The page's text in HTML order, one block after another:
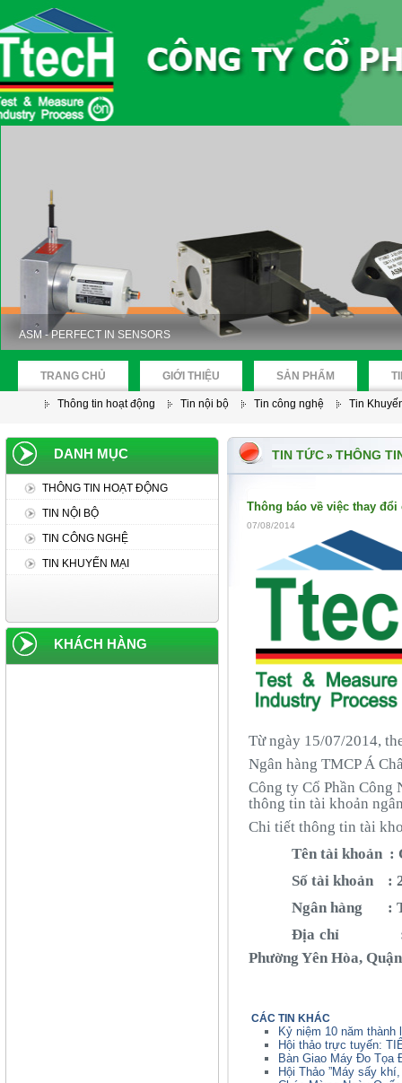
ASM - PERFECT IN SENSORS
TRANG CHỦ GIỚI THIỆU SẢN PHẨM
Thông tin hoạt động Tin nội bộ Tin công nghệ Tin
DANH MỤC
THÔNG TIN HOẠT ĐỘNG
TIN NỘI BỘ
TIN CÔNG NGHỆ
TIN KHUYẾN MẠI
KHÁCH HÀNG
TIN TỨC » THÔNG
Thông báo về việc thay đổi
07/08/2014
Từ ngày 15/07/2014,
Ngân hàng TMCP Á
Công ty Cổ Phần
thông tin tài khoản
Chi tiết thông tin tài
Tên tài khoản :
Số tài khoản :
Ngân hàng :
Địa chỉ : Tầng
Phường Yên Hòa,
CÁC TIN KHÁC
Kỷ niệm 10 năm thành
Hội thảo trực tuyến:
Bàn Giao Máy Đo Tọa
Hội Thảo ”Máy sấy